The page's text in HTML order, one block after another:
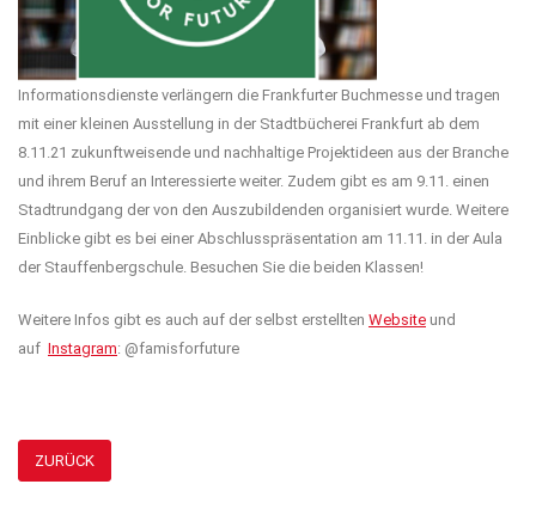
Informationsdienste verlängern die Frankfurter Buchmesse und tragen
mit einer kleinen Ausstellung in der Stadtbücherei Frankfurt ab dem
8.11.21 zukunftweisende und nachhaltige Projektideen aus der Branche
und ihrem Beruf an Interessierte weiter. Zudem gibt es am 9.11. einen
Stadtrundgang der von den Auszubildenden organisiert wurde. Weitere
Einblicke gibt es bei einer Abschlusspräsentation am 11.11. in der Aula
der Stauffenbergschule. Besuchen Sie die beiden Klassen!
Weitere Infos gibt es auch auf der selbst erstellten Website und
auf Instagram: @famisforfuture
ZURÜCK